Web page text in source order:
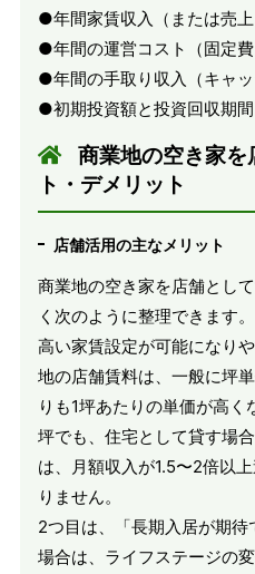
●年間家賃収入（または売上
●年間の運営コスト（固定費
●年間の手取り収入（キャッ
●初期投資額と投資回収期間
商業地の空き家を
ト・デメリット
店舗活用の主なメリット
商業地の空き家を店舗とし
く次のように整理できます
高い家賃設定が可能になり
地の店舗賃料は、一般に坪
りも1坪あたりの単価が高
坪でも、住宅として貸す場
は、月額収入が1.5〜2倍以
りません。
2つ目は、「長期入居が期
場合は、ライフステージの